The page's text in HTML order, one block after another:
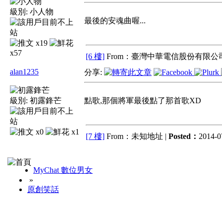
級別: 小人物
x19
x57
最後的安魂曲喔...
[6 樓] From：臺灣中華電信股份有限公
alan1235
級別: 初露鋒芒
x0 x1
分享:
點歌,那個將軍最後點了那首歌XD
[7 樓] From：未知地址 | Posted： 2014-
MyChat 數位男女
»
原創笑話